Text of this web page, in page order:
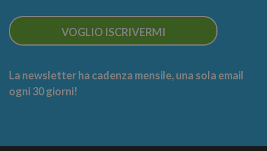
VOGLIO ISCRIVERMI
La newsletter ha cadenza mensile, una sola email
ogni 30 giorni!